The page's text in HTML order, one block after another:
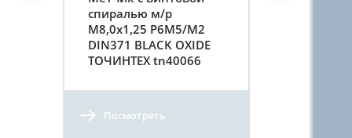
спиралью м/р
М8,0х1,25 Р6М5/М2
DIN371 BLACK OXIDE
ТОЧИНТЕХ tn40066
Посмотреть